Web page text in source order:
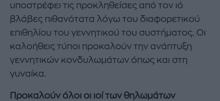
υποστρέφει τις προκληθείσες από τον ιό
βλάβες πιθανότατα λόγω του διαφορετικού
επιθηλίου του γεννητικού του συστήματος. Οι
καλοήθεις τύποι προκαλούν την ανάπτυξη
γεννητικών κονδυλωμάτων όπως και στη
γυναίκα.
Προκαλούν όλοι οι ιοί των θηλωμάτων